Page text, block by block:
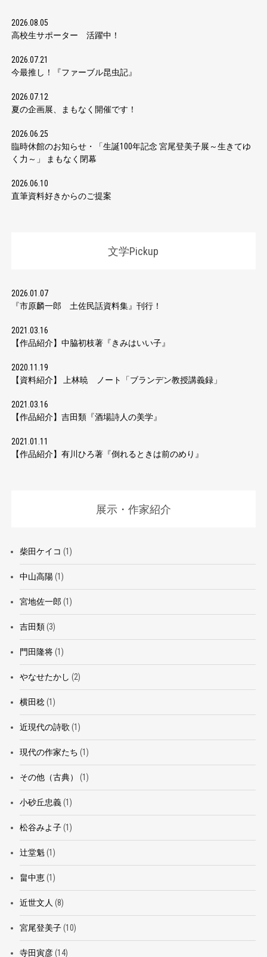
2026.08.05
高校生サポーター 活躍中！
2026.07.21
今最推し！『ファーブル昆虫記』
2026.07.12
夏の企画展、まもなく開催です！
2026.06.25
臨時休館のお知らせ・「生誕100年記念 宮尾登美子展～生きてゆ
く力～」 まもなく閉幕
2026.06.10
直筆資料好きからのご提案
文学Pickup
2026.01.07
『市原麟一郎 土佐民話資料集』刊行！
2021.03.16
【作品紹介】中脇初枝著『きみはいい子』
2020.11.19
【資料紹介】 上林暁 ノート「ブランデン教授講義録」
2021.03.16
【作品紹介】吉田類『酒場詩人の美学』
2021.01.11
【作品紹介】有川ひろ著『倒れるときは前のめり』
展示・作家紹介
柴田ケイコ (1)
中山高陽(1)
宮地佐一郎 (1)
吉田類(3)
門田隆将(1)
やなせたかし (2)
横田稔(1)
近現代の詩歌 (1)
現代の作家たち (1)
その他（古典） (1)
小砂丘忠義(1)
松谷みよ子(1)
辻堂魁(1)
畠中恵(1)
近世文人 (8)
宮尾登美子(10)
寺田寅彦(14)